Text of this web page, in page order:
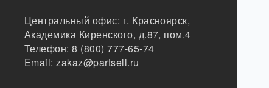
Центральный офис: г. Красноярск,
Академика Киренского, д.87, пом.4
Телефон:8 (800) 777-65-74
Email:zakaz@partsell.ru